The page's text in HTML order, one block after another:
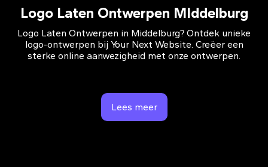
Logo Laten Ontwerpen MIddelburg
Logo Laten Ontwerpen in Middelburg? Ontdek unieke
logo-ontwerpen bij Your Next Website. Creëer een
sterke online aanwezigheid met onze ontwerpen.
Lees meer